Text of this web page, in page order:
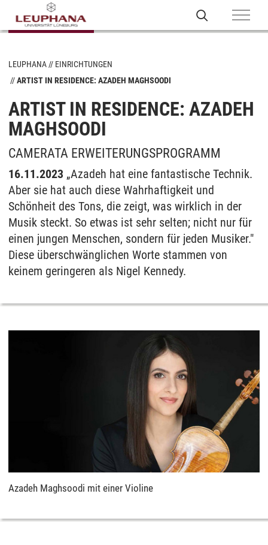
LEUPHANA
EINRICHTUNGEN
ARTIST IN RESIDENCE: AZADEH MAGHSOODI
ARTIST IN RESIDENCE: AZADEH
MAGHSOODI
CAMERATA ERWEITERUNGSPROGRAMM
16.11.2023 „Azadeh hat eine fantastische Technik.
Aber sie hat auch diese Wahrhaftigkeit und
Schönheit des Tons, die zeigt, was wirklich in der
Musik steckt. So etwas ist sehr selten; nicht nur für
einen jungen Menschen, sondern für jeden Musiker."
Diese überschwänglichen Worte stammen von
keinem geringeren als Nigel Kennedy.
Azadeh Maghsoodi mit einer Violine